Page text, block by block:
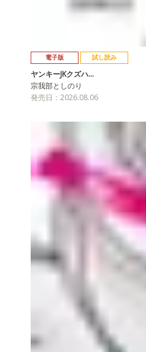
電子版 試し読み
ヤンキーJKクズハ…
宗我部としのり
発売日：2026.08.06